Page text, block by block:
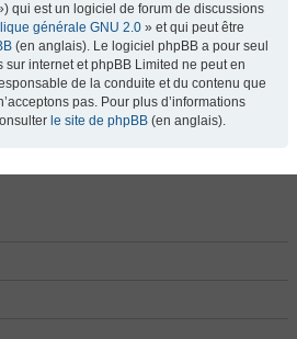
qui est un logiciel de forum de discussions
générale GNU 2.0 » et qui peut être
(en anglais). Le logiciel phpBB a pour seul
internet et phpBB Limited ne peut en
de la conduite et du contenu que
pas. Pour plus d’informations
le site de phpBB (en anglais).